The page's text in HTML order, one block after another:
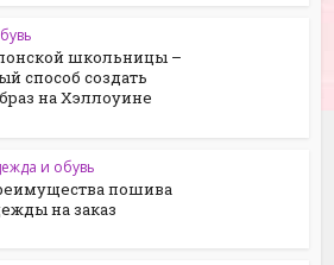
школьницы –
способ создать
на Хэллоуине
и обувь
пошива
на заказ